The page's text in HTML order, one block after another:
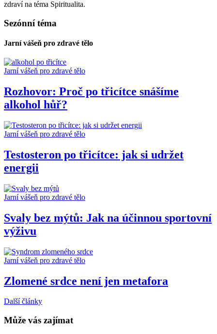
zdraví na téma Spiritualita.
Sezónní téma
Jarní vášeň pro zdravé tělo
Jarní vášeň pro zdravé tělo
Rozhovor: Proč po třicítce snášíme
alkohol hůř?
Jarní vášeň pro zdravé tělo
Testosteron po třicítce: jak si udržet
energii
Jarní vášeň pro zdravé tělo
Svaly bez mýtů: Jak na účinnou sportovní
výživu
Jarní vášeň pro zdravé tělo
Zlomené srdce není jen metafora
Další články
Může vás zajímat